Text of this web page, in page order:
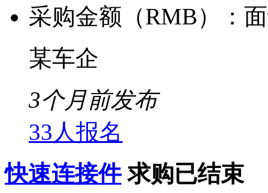
采购金额（RMB）：
某车企
3个月前发布
33人报名
快速连接件 求购已结束